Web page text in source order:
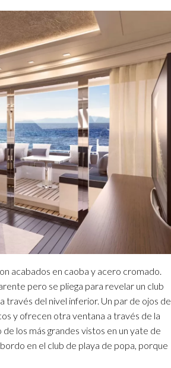
acabados en caoba y acero cromado.
pero se pliega para revelar un club
través del nivel inferior. Un par de ojos de
y ofrecen otra ventana a través de la
los más grandes vistos en un yate de
en el club de playa de popa, porque